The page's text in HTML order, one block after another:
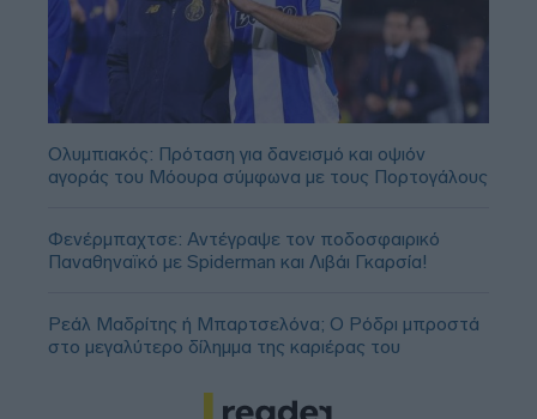
Ολυμπιακός: Πρόταση για δανεισμό και οψιόν
αγοράς του Μόουρα σύμφωνα με τους Πορτογάλους
Φενέρμπαχτσε: Αντέγραψε τον ποδοσφαιρικό
Παναθηναϊκό με Spiderman και Λιβάι Γκαρσία!
Ρεάλ Μαδρίτης ή Μπαρτσελόνα; Ο Ρόδρι μπροστά
στο μεγαλύτερο δίλημμα της καριέρας του